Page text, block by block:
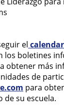
el
los boletines
obtener más
de
para
de su escuela.